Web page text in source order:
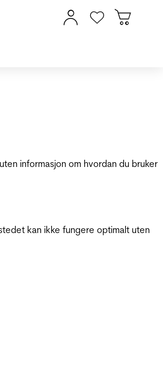
informasjon om hvordan du bruker
kan ikke fungere optimalt uten